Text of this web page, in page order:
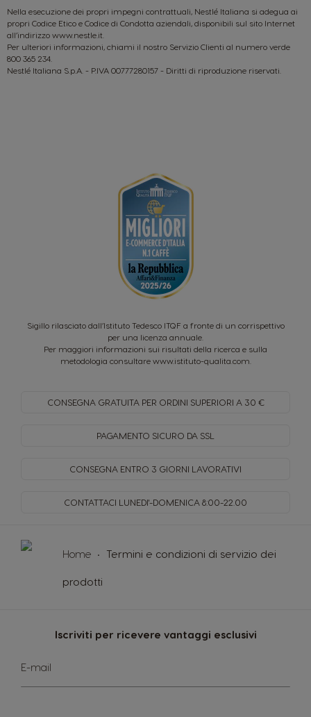
Nella esecuzione dei propri impegni contrattuali, Nestlé Italiana si adegua ai
propri Codice Etico e Codice di Condotta aziendali, disponibili sul sito Internet
all’indirizzo www.nestle.it.
Per ulteriori informazioni, chiami il nostro Servizio Clienti al numero verde
800 365 234.
Nestlé Italiana S.p.A. - P.IVA 00777280157 - Diritti di riproduzione riservati.
Sigillo rilasciato dall’Istituto Tedesco ITQF a fronte di un corrispettivo
per una licenza annuale.
Per maggiori informazioni sui risultati della ricerca e sulla
metodologia consultare www.istituto-qualita.com
CONSEGNA GRATUITA PER ORDINI SUPERIORI A 30 €
PAGAMENTO SICURO DA SSL
CONSEGNA ENTRO 3 GIORNI LAVORATIVI
CONTATTACI LUNEDI'-DOMENICA 8:00-22.00
Home Termini e condizioni di servizio dei
prodotti
Iscriviti per ricevere vantaggi esclusivi
Iscriviti
alla
nostra
E-mail